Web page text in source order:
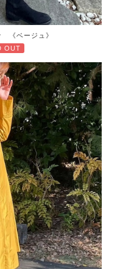
《ベージュ》
OUT